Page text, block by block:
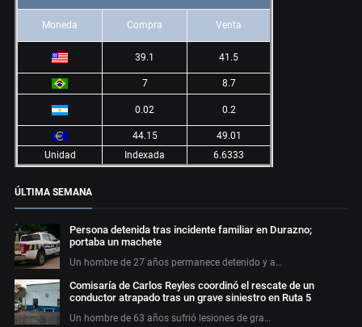
Moneda Compra Venta
39.1 41.5
7 8.7
0.02 0.2
44.15
49.01
Unidad
Indexada 6.6333
ÚLTIMA SEMANA
Persona detenida tras incidente familiar en Durazno;
portaba un machete
Un hombre de 27 años permanece detenido y a…
Comisaría de Carlos Reyles coordinó el rescate de un
conductor atrapado tras un grave siniestro en Ruta 5
Un hombre de 63 años sufrió lesiones de gra…